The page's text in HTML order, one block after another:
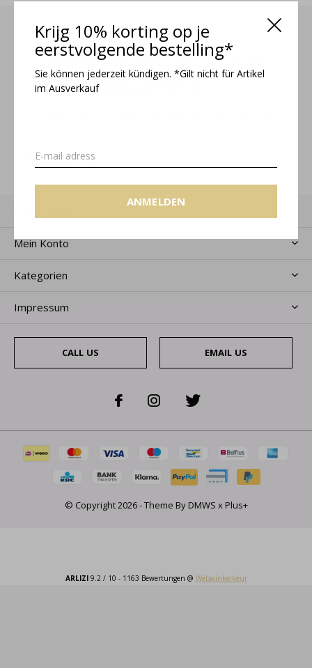
Krijg 10% korting op je
eerstvolgende bestelling*
Sie können jederzeit kündigen. *Gilt nicht für Artikel
im Ausverkauf
ANMELDEN
Melden Sie sich für unseren
Newsletter an
Mein Konto
Kategorien
Impressum
CALL US EMAIL US
© Copyright2026- Theme ByDMWS x Plus+
ARLIZI9.2 / 10 - 1163 Bewertungen @ Webwinkelkeur